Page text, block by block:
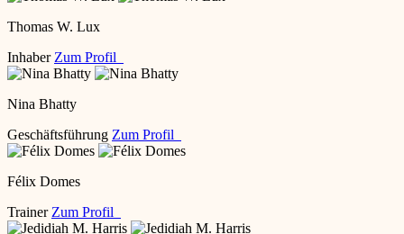
Thomas W. Lux
Inhaber Zum Profil
Nina Bhatty
Geschäftsführung Zum Profil
Félix Domes
Trainer Zum Profil